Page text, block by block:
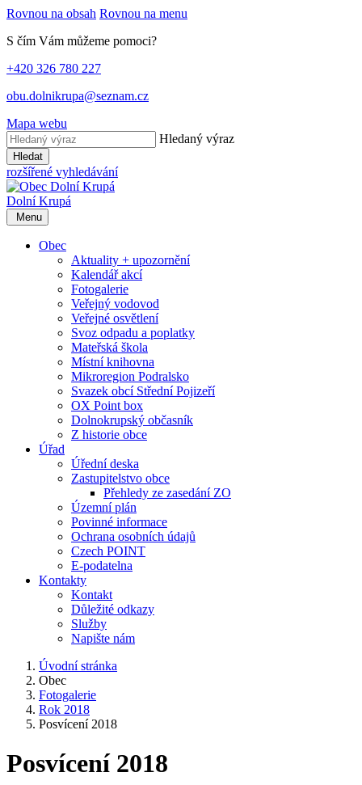
Rovnou na obsah Rovnou na menu
S čím Vám můžeme pomoci?
+420 326 780 227
obu.dolnikrupa@seznam.cz
Mapa webu
Hledaný výraz
Hledat
rozšířené vyhledávání
Dolní Krupá
Menu
Obec
Aktuality + upozornění
Kalendář akcí
Fotogalerie
Veřejný vodovod
Veřejné osvětlení
Svoz odpadu a poplatky
Mateřská škola
Místní knihovna
Mikroregion Podralsko
Svazek obcí Střední Pojizeří
OX Point box
Dolnokrupský občasník
Z historie obce
Úřad
Úřední deska
Zastupitelstvo obce
Přehledy ze zasedání ZO
Územní plán
Povinné informace
Ochrana osobních údajů
Czech POINT
E-podatelna
Kontakty
Kontakt
Důležité odkazy
Služby
Napište nám
Úvodní stránka
Obec
Fotogalerie
Rok 2018
Posvícení 2018
Posvícení 2018